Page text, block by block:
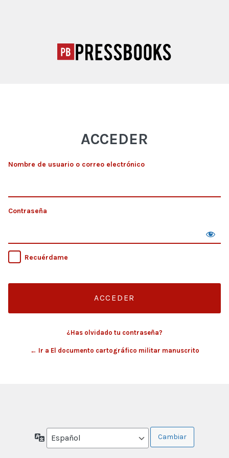
ACCEDER
Nombre de usuario o correo electrónico
Contraseña
Recuérdame
¿Has olvidado tu contraseña?
← Ir a El documento cartográfico militar manuscrito
Idioma